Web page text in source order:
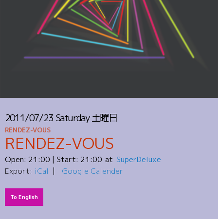
2011/07/23Saturday土曜日
RENDEZ-VOUS
RENDEZ-VOUS
Open: 21:00 | Start: 21:00
SuperDeluxe
Export: iCal Google Calender
To English